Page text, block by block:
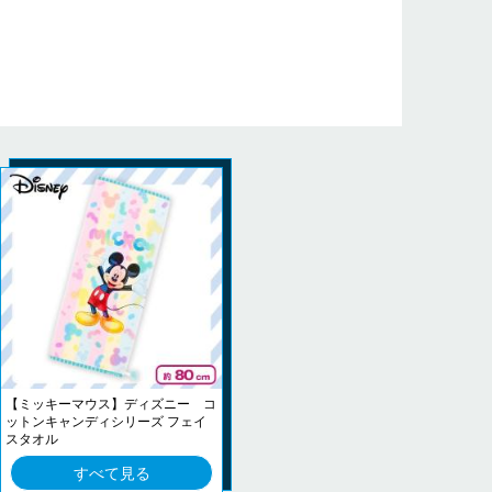
【ミッキーマウス】ディズニー コ
ットンキャンディシリーズ フェイ
スタオル
すべて見る